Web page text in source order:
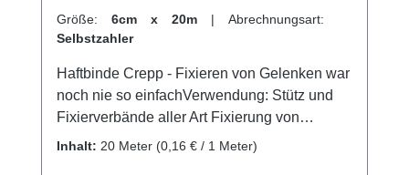
Größe: 6cm x 20m |
Abrechnungsart:
Selbstzahler
Haftbinde Crepp - Fixieren von Gelenken war
noch nie so einfachVerwendung: Stütz und
Fixierverbände aller Art Fixierung von
Arm-,Knie- und Sprunggelenken Fixierung
Inhalt: 20 Meter (0,16 € / 1 Meter)